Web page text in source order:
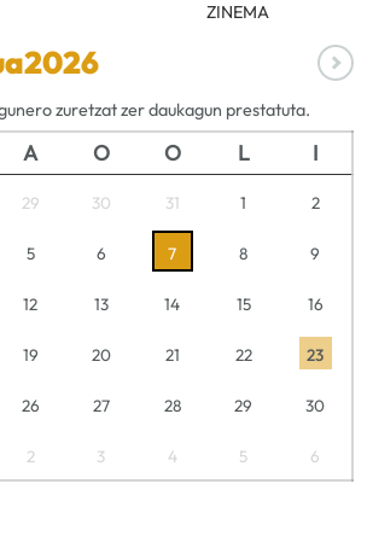
ZINEMA
2026
zuretzat zer daukagun prestatuta.
A O O L I
29 30 31 1 2
5 6 7 8 9
12 13 14 15 16
19 20 21 22 23
26 27 28 29 30
2 3 4 5 6